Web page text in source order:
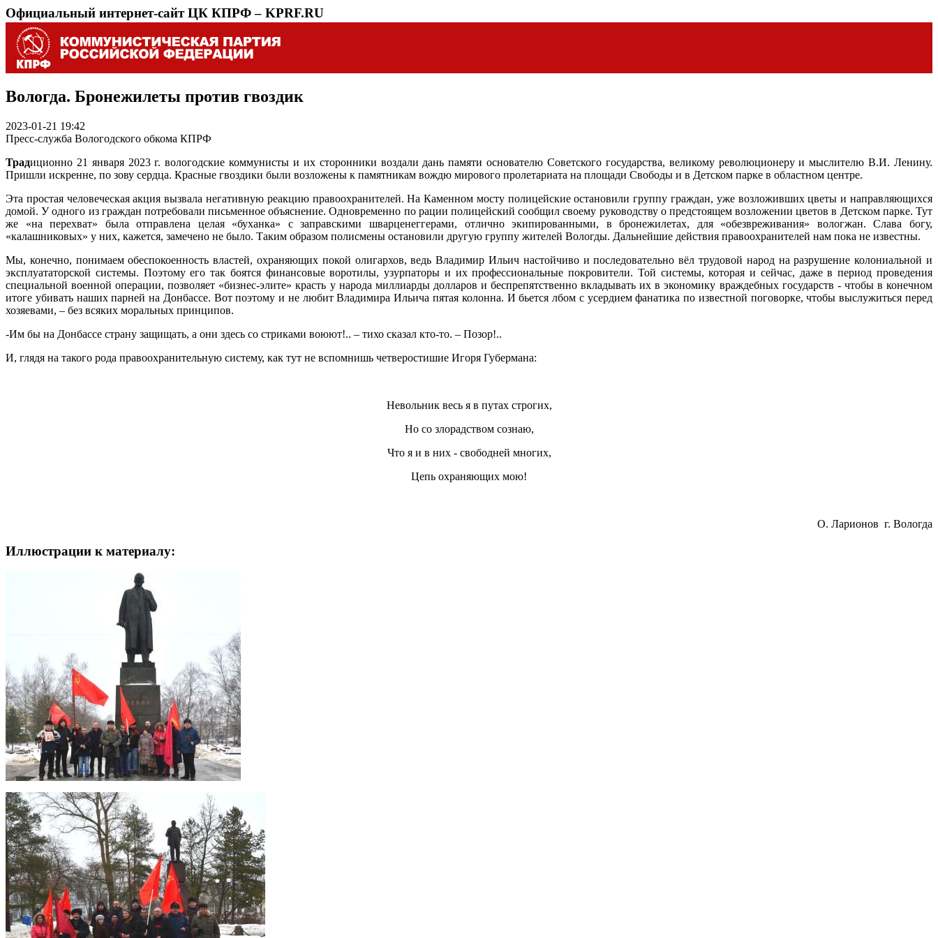
Официальный интернет-сайт ЦК КПРФ – KPRF.RU
Вологда. Бронежилеты против гвоздик
2023-01-21 19:42
Пресс-служба Вологодского обкома КПРФ
Традиционно 21 января 2023 г. вологодские коммунисты и их сторонники воздали дань памяти основателю Советского государства, великому революционеру и мыслителю В.И. Ленину.
Пришли искренне, по зову сердца. Красные гвоздики были возложены к памятникам вождю мирового пролетариата на площади Свободы и в Детском парке в областном центре.
Эта простая человеческая акция вызвала негативную реакцию правоохранителей. На Каменном мосту полицейские остановили группу граждан, уже возложивших цветы и направляющихся
домой. У одного из граждан потребовали письменное объяснение. Одновременно по рации полицейский сообщил своему руководству о предстоящем возложении цветов в Детском парке. Тут
же «на перехват» была отправлена целая «буханка» с заправскими
шварценеггерами, отлично экипированными, в бронежилетах, для «обезвреживания» вологжан. Слава богу,
«калашниковых» у них, кажется, замечено не было. Таким образом полисмены остановили другую группу жителей Вологды. Дальнейшие действия правоохранителей нам пока не известны.
Мы, конечно, понимаем обеспокоенность властей, охраняющих покой олигархов, ведь Владимир Ильич настойчиво и последовательно вёл трудовой народ на разрушение колониальной и
эксплуататорской системы. Поэтому его так боятся финансовые воротилы, узурпаторы и их профессиональные покровители. Той системы, которая и сейчас, даже в период проведения
специальной военной операции, позволяет «бизнес-элите» красть у народа миллиарды долларов и беспрепятственно вкладывать их в экономику враждебных государств - чтобы в конечном
итоге убивать наших парней на Донбассе. Вот поэтому и не любит Владимира Ильича пятая колонна. И бьется лбом с усердием фанатика по известной поговорке, чтобы выслужиться перед
хозяевами, – без всяких моральных принципов.
-Им бы на Донбассе страну защищать, а они здесь со стриками воюют!.. – тихо сказал кто-то. – Позор!..
И, глядя на такого рода правоохранительную систему, как тут не вспомнишь четверостишие Игоря Губермана:
Невольник весь я в путах строгих,
Но со злорадством сознаю,
Что я и в них - свободней многих,
Цепь охраняющих мою!
О. Ларионов г. Вологда
Иллюстрации к материалу: